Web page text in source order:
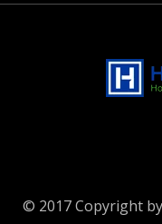
© 2017 Copyright